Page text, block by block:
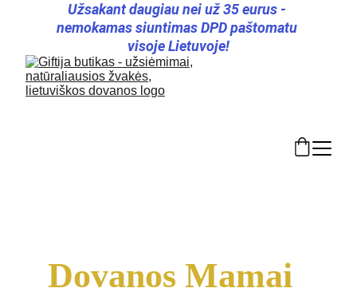
Užsakant daugiau nei už 35 eurus -
nemokamas siuntimas DPD paštomatu
visoje Lietuvoje!
Dovanos Mamai